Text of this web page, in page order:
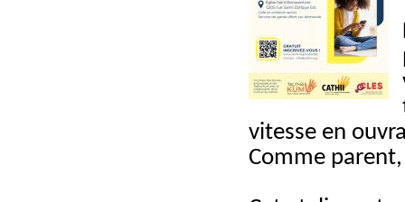
vitesse en
Comme